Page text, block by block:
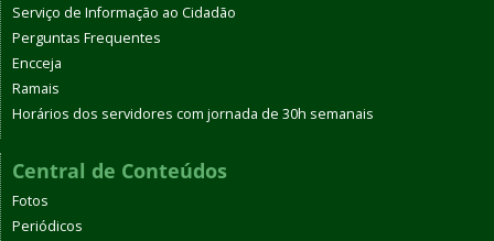
Serviço de Informação ao Cidadão
Perguntas Frequentes
Encceja
Ramais
Horários dos servidores com jornada de 30h semanais
Central de Conteúdos
Fotos
Periódicos